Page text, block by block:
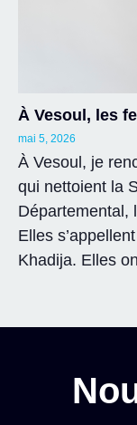
À Vesoul, les
mai 5, 2026
À Vesoul, je
qui nettoient la
Départemental,
Elles
Khadija. Elles